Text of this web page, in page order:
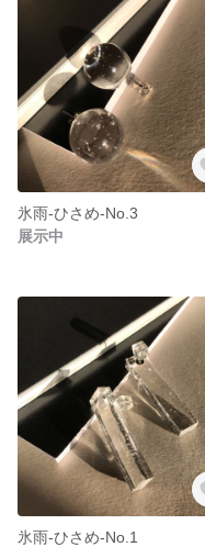
氷雨-ひさめ-No.3
展示中
氷雨-ひさめ-No.1